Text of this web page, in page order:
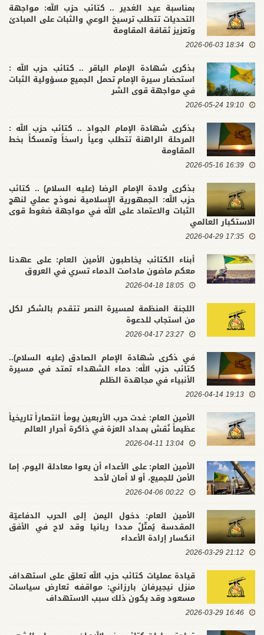
بمناسبة عيد الغدير .. كتائب حزب الله: مواجهة
التحديات تتطلب ترسيخ الوعي والثبات على المبادئ
وتعزيز ثقافة المقاومة
18:34 2026-06-03
بذكرى شهادة الإمام الباقر .. كتائب حزب الله :
استحضار سيرة الإمام تحمل الجميع مسؤولية الثبات
في مواجهة قوى الشر
19:10 2026-05-24
بذكرى شهادة الإمام الجواد .. كتائب حزب الله :
المرحلة الراهنة تتطلب وعياً راسخاً وتمسكاً بخط
المقاومة
16:39 2026-05-16
بذكرى ولادة الإمام الرضا (عليه السلام) .. كتائب
حزب الله: الجمهورية الإسلامية نموذج عملي لنهج
الثبات والاعتماد على الله في مواجهة ضغوط قوى
الاستكبار العالمي
17:35 2026-04-29
أبناء الكتائب يخاطبون الأمين العام: على عهدنا
معكم ماضون مادامت الدماء تسري في العروق
18:05 2026-04-18
اللجنة المنظمة لمسيرة النصر تتقدم بالشكر لكل
من استجاب للدعوة
23:27 2026-04-17
في ذكرى شهادة الإمام الصادق (عليه السلام)..
كتائب حزب الله: دماء الشهداء تمتد في مسيرة
الأنبياء في مجاهدة الظلم
19:13 2026-04-14
الأمين العام: غدت حرب الأربعين يوماً انتصاراً تاريخياً
عظيماً نُقش بمداد العزة في ذاكرة أحرار العالم
13:04 2026-04-11
الأمين العام: على الأعداء أن يعوا معادلة اليوم، إما
الأمن للجميع، أو لا أمان لأحد
00:22 2026-04-06
الأمين العام: دخول اليمن إلى الحرب الدفاعيّة
المقدسة يُمثّلُ مددا ربانيا وقد لاح في الأفق
انكسار إرادة الأعداء
21:12 2026-03-29
قيادة عمليات كتائب حزب الله تعلق على استهداف
منزل نيجيرفان بارزاني: مواقفه تعارض سياسات
مسعود وقد يكون ذلك سبب الاستهداف
16:46 2026-03-29